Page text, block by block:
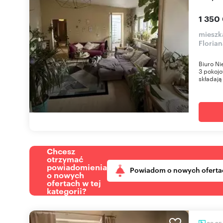
1 350
Biuro
3
Chcesz
otrzymać
powiadomienia
o nowych
ofertach w tej
kategorii?
Powiadom o nowych